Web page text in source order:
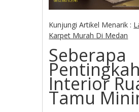
Kunjungi Artikel Menarik :
Karpet Murah Di Medan
Seberapa
Pentingkah
Interior
Tamu